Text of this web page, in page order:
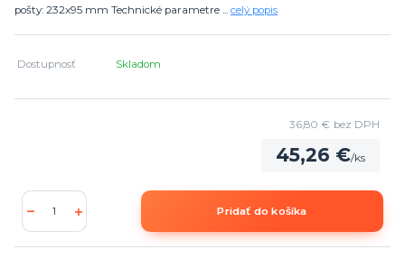
pošty: 232x95 mm Technické parametre ... celý popis
Dostupnosť Skladom
45,26 €/ks
36,80 € bez DPH
Pridať do košíka